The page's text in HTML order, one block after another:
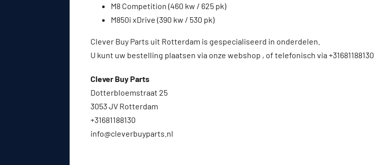
M8 Competition (460 kw / 625 pk)
M850i xDrive (390 kw / 530 pk)
Clever Buy Parts uit Rotterdam is gespecialiseerd in onderdelen.
U kunt uw bestelling plaatsen via onze webshop , of telefonisch via +31681188130
Clever Buy Parts
Dotterbloemstraat 25
3053 JV Rotterdam
+31681188130
info@cleverbuyparts.nl